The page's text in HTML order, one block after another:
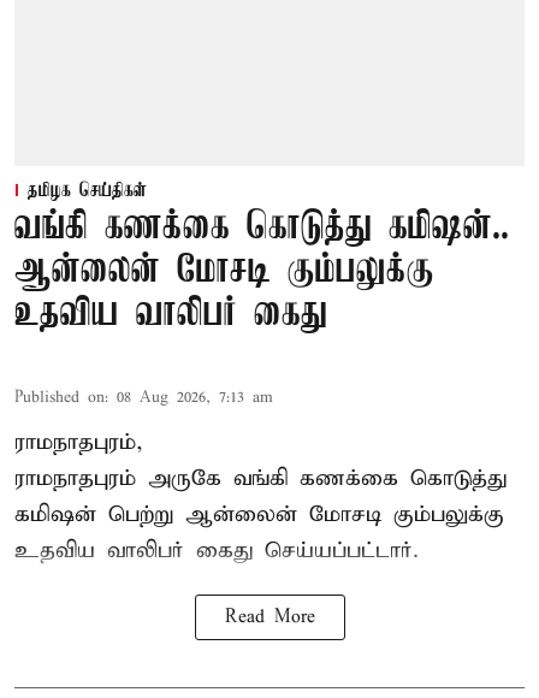
தமிழக செய்திகள்
வங்கி கணக்கை கொடுத்து கமிஷன்..
ஆன்லைன் மோசடி கும்பலுக்கு
உதவிய வாலிபர் கைது
Published on: 08 Aug 2026, 7:13 am
ராமநாதபுரம்,
ராமநாதபுரம் அருகே வங்கி கணக்கை கொடுத்து
கமிஷன் பெற்று ஆன்லைன் மோசடி கும்பலுக்கு
உதவிய வாலிபர் கைது செய்யப்பட்டார்.
Read More